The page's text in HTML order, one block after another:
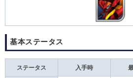
基本ステータス
ステータス 入手時